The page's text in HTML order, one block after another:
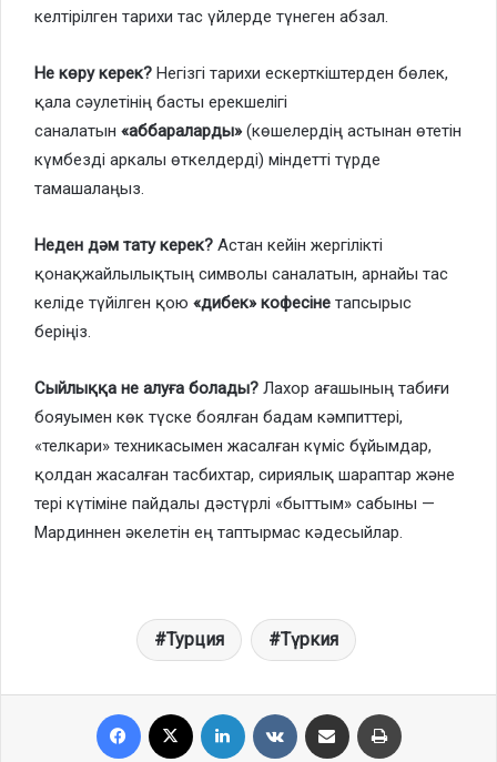
келтірілген тарихи тас үйлерде түнеген абзал.
Не көру керек? Негізгі тарихи ескерткіштерден бөлек,
қала сәулетінің басты ерекшелігі
саналатын «аббараларды»(көшелердің астынан өтетін
күмбезді аркалы өткелдерді) міндетті түрде
тамашалаңыз.
Неден дәм тату керек? Астан кейін жергілікті
қонақжайлылықтың символы саналатын, арнайы тас
келіде түйілген қою «дибек» кофесіне тапсырыс
беріңіз.
Сыйлыққа не алуға болады? Лахор ағашының табиғи
бояуымен көк түске боялған бадам кәмпиттері,
«телкари» техникасымен жасалған күміс бұйымдар,
қолдан жасалған тасбихтар, сириялық шараптар және
тері күтіміне пайдалы дәстүрлі «быттым» сабыны —
Мардиннен әкелетін ең таптырмас кәдесыйлар.
Турция Түркия